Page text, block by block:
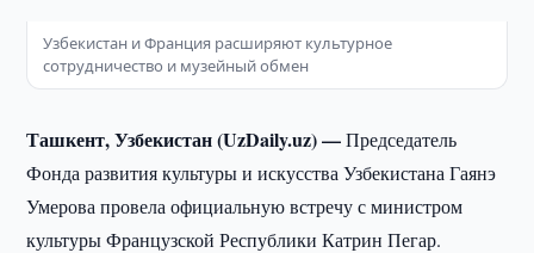
Узбекистан и Франция расширяют культурное
сотрудничество и музейный обмен
Ташкент, Узбекистан (UzDaily.uz) —Председатель
Фонда развития культуры и искусства Узбекистана Гаянэ
Умерова провела официальную встречу с министром
культуры Французской Республики Катрин Пегар.